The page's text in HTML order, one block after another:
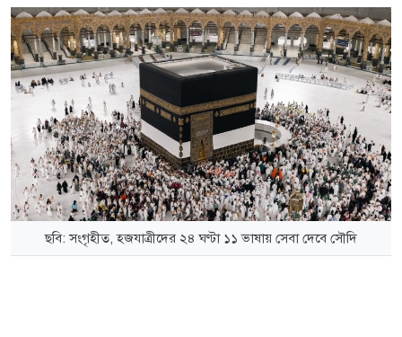
ছবি: সংগৃহীত, হজযাত্রীদের ২৪ ঘণ্টা ১১ ভাষায় সেবা দেবে সৌদি